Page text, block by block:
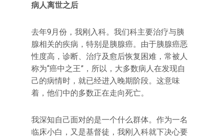
病人离世之后
去年9月份，我刚入科。我们科主要治疗与胰
腺相关的疾病，特别是胰腺癌。由于胰腺癌恶
性度高，诊断、治疗及愈后恢复困难，常被人
称为“癌中之王”，所以，大多数病人在发现自
己的病情时，就已经进入晚期阶段。这意味
着，他们中的多数正在走向死亡。
我深知自己面对的是一个什么群体。作为一名
临床小白，又是基督徒，我刚入科就下决心要